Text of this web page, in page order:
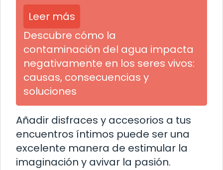
Leer más
Descubre cómo la
contaminación del agua impacta
negativamente en los seres vivos:
causas, consecuencias y
soluciones
Añadir disfraces y accesorios a tus
encuentros íntimos puede ser una
excelente manera de estimular la
imaginación y avivar la pasión.